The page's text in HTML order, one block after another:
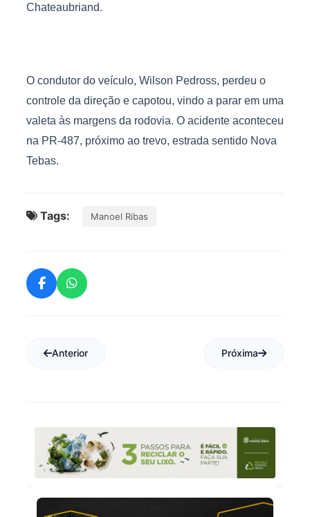
Chateaubriand.
O condutor do veículo, Wilson Pedross, perdeu o
controle da direção e capotou, vindo a parar em uma
valeta às margens da rodovia. O acidente aconteceu
na PR-487, próximo ao trevo, estrada sentido Nova
Tebas.
Tags: Manoel Ribas
Anterior Próxima